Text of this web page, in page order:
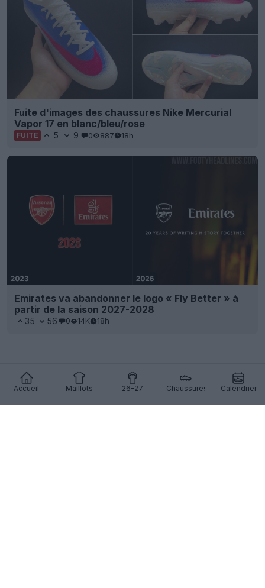
Accueil Maillots 26-27 Chaussures Calendrier
Fuite d'images des chaussures Nike Mercurial
Vapor 17 en blanc/bleu/rose
FUITE 5 9 0 887 18h
Emirates va abandonner le logo « Fly Better » à
partir de la saison 2027-2028
35 56 0 14K 18h